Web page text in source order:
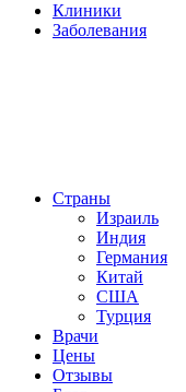
Клиники
Заболевания
Страны
Израиль
Индия
Германия
Китай
США
Турция
Врачи
Цены
Отзывы